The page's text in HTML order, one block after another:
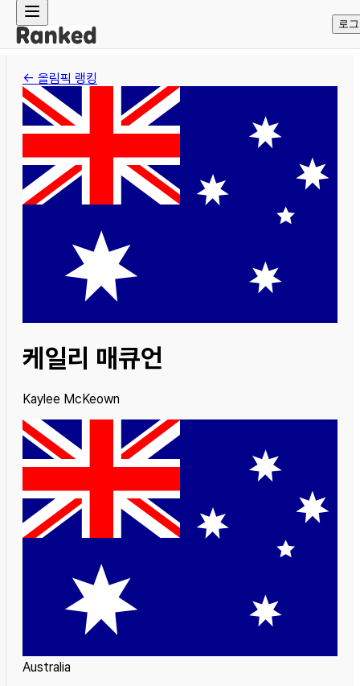
로
← 올림픽 랭킹
케일리 매큐언
Kaylee McKeown
Australia